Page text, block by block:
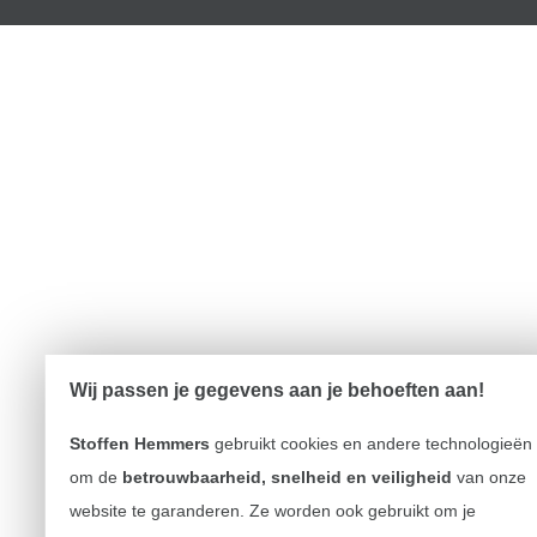
Wij passen je gegevens aan je behoeften aan!
Stoffen Hemmers gebruikt cookies en andere technologieën
om de betrouwbaarheid, snelheid en veiligheid van onze
website te garanderen. Ze worden ook gebruikt om je